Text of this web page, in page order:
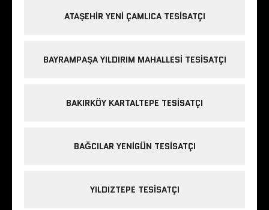
ATAŞEHIR YENI ÇAMLICA TESISATÇI
BAYRAMPAŞA YILDIRIM MAHALLESI TESISATÇI
BAKIRKÖY KARTALTEPE TESISATÇI
BAĞCILAR YENIGÜN TESISATÇI
YILDIZTEPE TESISATÇI